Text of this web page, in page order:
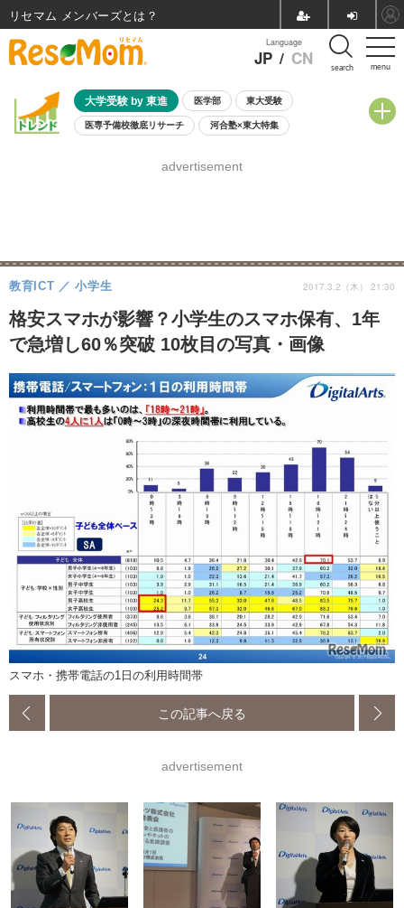
menu
Language
JP / CN search
大学受験 by 東進 医学部 東大受験
医専予備校徹底リサーチ 河合塾×東大特集
8月開催学校説明会・相談会
advertisement
格安スマホが影響？小学生のスマホ保有、1年
で急増し60％突破 10枚目の写真・画像
教育ICT 小学生 2017.3.2（木） 21:30
スマホ・携帯電話の1日の利用時間帯
この記事へ戻る
advertisement
リセマム メンバーズ